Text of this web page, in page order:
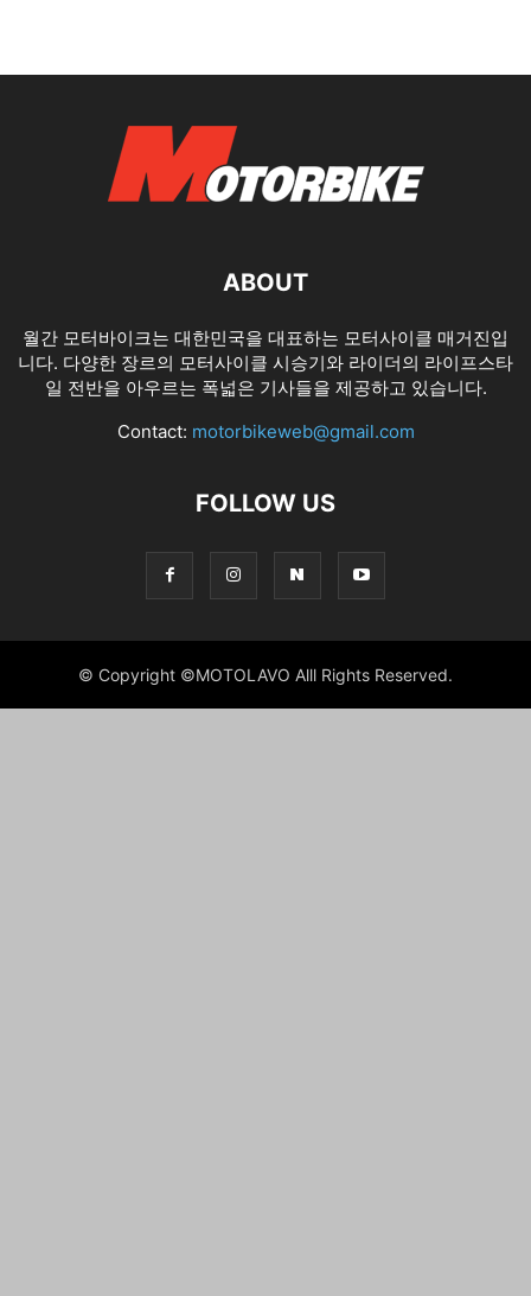
ABOUT
월간 모터바이크는 대한민국을 대표하는 모터사이클 매거진입
니다. 다양한 장르의 모터사이클 시승기와 라이더의 라이프스타
일 전반을 아우르는 폭넓은 기사들을 제공하고 있습니다.
Contact: motorbikeweb@gmail.com
FOLLOW US
© Copyright ©MOTOLAVO Alll Rights Reserved.